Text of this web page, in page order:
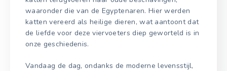
waaronder die van de Egyptenaren. Hier werden
katten vereerd als heilige dieren, wat aantoont dat
de liefde voor deze viervoeters diep geworteld is in
onze geschiedenis.
Vandaag de dag, ondanks de moderne levensstijl,